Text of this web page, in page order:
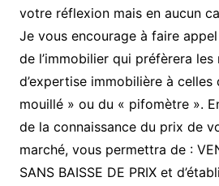
votre réflexion mais en aucun
Je vous encourage à faire
de l’immobilier qui préfèrera les
d’expertise immobilière à
mouillé » ou du « pifomètre ».
de la connaissance du prix de
marché, vous permettra de :
SANS BAISSE DE PRIX et